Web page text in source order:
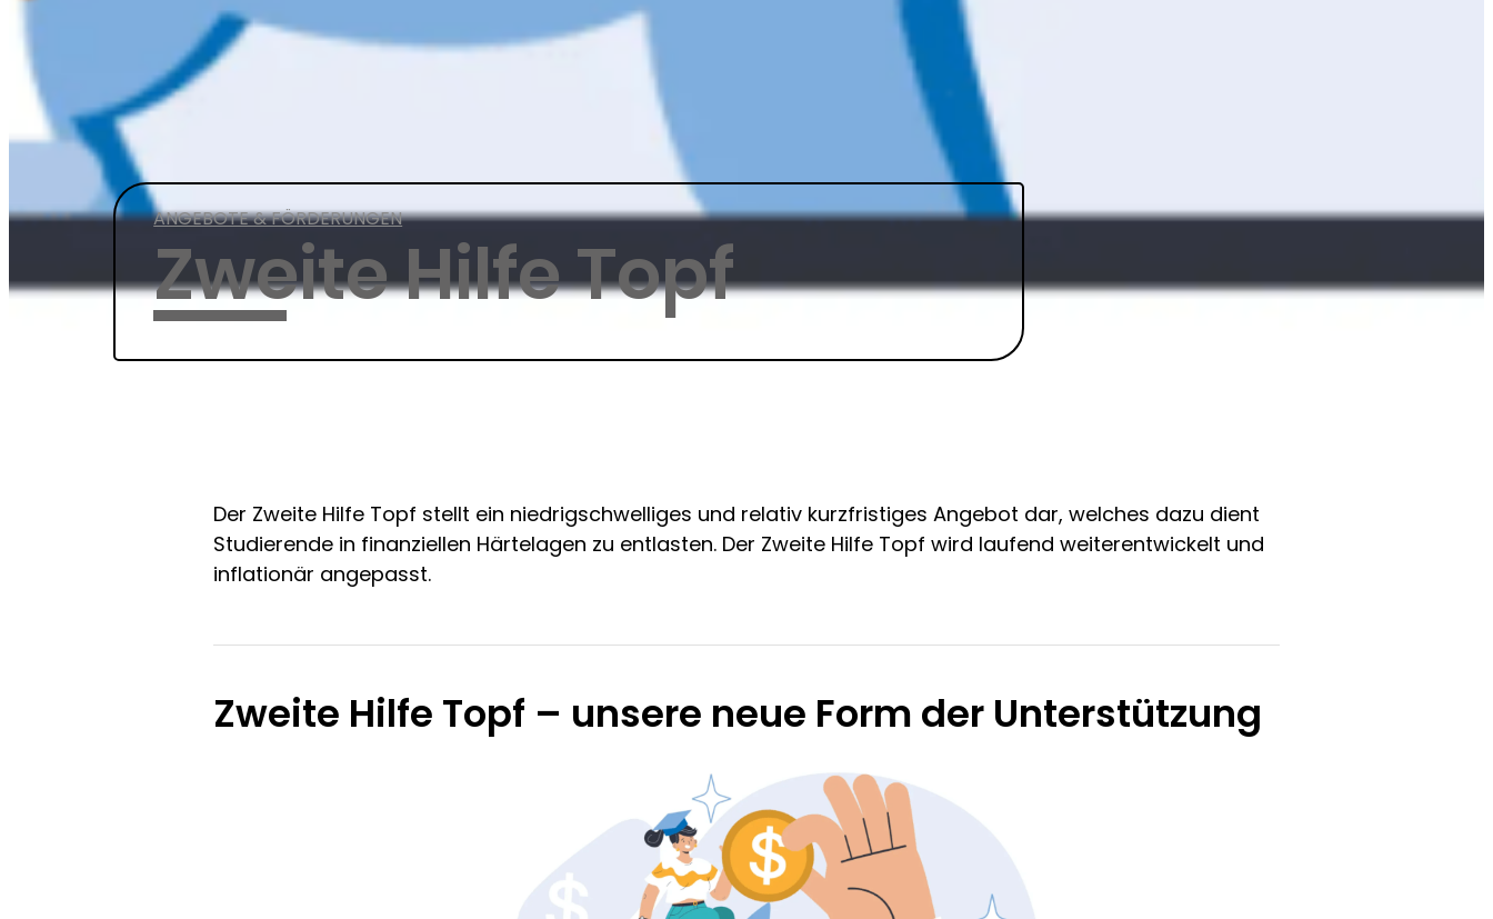
ANGEBOTE & FÖRDERUNGEN
Zweite Hilfe Topf
Der Zweite Hilfe Topf stellt ein niedrigschwelliges und relativ kurzfristiges Angebot dar, welches dazu dient
Studierende in finanziellen Härtelagen zu entlasten. Der Zweite Hilfe Topf wird laufend weiterentwickelt und
inflationär angepasst.
Zweite Hilfe Topf – unsere neue Form der Unterstützung